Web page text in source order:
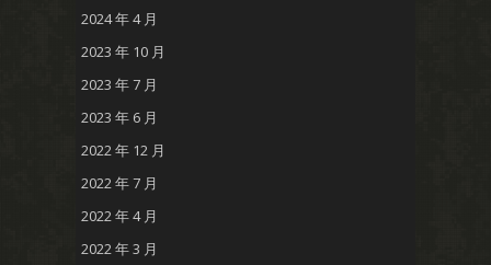
2024 年 4 月
2023 年 10 月
2023 年 7 月
2023 年 6 月
2022 年 12 月
2022 年 7 月
2022 年 4 月
2022 年 3 月